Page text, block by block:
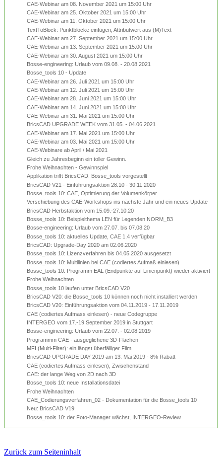
CAE-Webinar am 08. November 2021 um 15:00 Uhr
CAE-Webinar am 25. Oktober 2021 um 15:00 Uhr
CAE-Webinar am 11. Oktober 2021 um 15:00 Uhr
TextToBlock: Punktblöcke einfügen, Attributwert aus (M)Text
CAE-Webinar am 27. September 2021 um 15:00 Uhr
CAE-Webinar am 13. September 2021 um 15:00 Uhr
CAE-Webinar am 30. August 2021 um 15:00 Uhr
Bosse-engineering: Urlaub vom 09.08. - 20.08.2021
Bosse_tools 10 - Update
CAE-Webinar am 26. Juli 2021 um 15:00 Uhr
CAE-Webinar am 12. Juli 2021 um 15:00 Uhr
CAE-Webinar am 28. Juni 2021 um 15:00 Uhr
CAE-Webinar am 14. Juni 2021 um 15:00 Uhr
CAE-Webinar am 31. Mai 2021 um 15:00 Uhr
BricsCAD UPGRADE WEEK vom 31.05. - 04.06.2021
CAE-Webinar am 17. Mai 2021 um 15:00 Uhr
CAE-Webinar am 03. Mai 2021 um 15:00 Uhr
CAE-Webinare ab April / Mai 2021
Gleich zu Jahresbeginn ein toller Gewinn.
Frohe Weihnachten - Gewinnspiel
Applikation trifft BricsCAD: Bosse_tools vorgestellt
BricsCAD V21 - Einführungsaktion 28.10 - 30.11.2020
Bosse_tools 10: CAE, Optimierung der Volumenkörper
Verschiebung des CAE-Workshops ins nächste Jahr und ein neues Update
BricsCAD Herbstaktion vom 15.09.-27.10.20
Bosse_tools 10: Beispielthema LEN für Legenden NORM_B3
Bosse-engineering: Urlaub vom 27.07. bis 07.08.20
Bosse_tools 10: aktuelles Update, CAE 1.4 verfügbar
BricsCAD: Upgrade-Day 2020 am 02.06.2020
Bosse_tools 10: Lizenzverfahren bis 04.05.2020 ausgesetzt
Bosse_tools 10: Multilinien bei CAE (codiertes Aufmaß einlesen)
Bosse_tools 10: Programm EAL (Endpunkte auf Linienpunkt) wieder aktiviert
Frohe Weihnachten
Bosse_tools 10 laufen unter BricsCAD V20
BricsCAD V20: die Bosse_tools 10 können noch nicht installiert werden
BricsCAD V20: Einführungsaktion vom 04.11.2019 - 17.11.2019
CAE (codiertes Aufmass einlesen) - neue Codegruppe
INTERGEO vom 17.-19.September 2019 in Stuttgart
Bosse-engineering: Urlaub vom 22.07. - 02.08.2019
Programmm CAE - ausgeglichene 3D-Flächen
MFI (Multi-Filter): ein längst überfälliger Film
BricsCAD UPGRADE DAY 2019 am 13. Mai 2019 - 8% Rabatt
CAE (codiertes Aufmass einlesen), Zwischenstand
CAE: der lange Weg von 2D nach 3D
Bosse_tools 10: neue Installationsdatei
Frohe Weihnachten
CAE_Codierungsverfahren_02 - Dokumentation für die Bosse_tools 10
Neu: BricsCAD V19
Bosse_tools 10: der Foto-Manager wächst, INTERGEO-Review
Zurück zum Seiteninhalt